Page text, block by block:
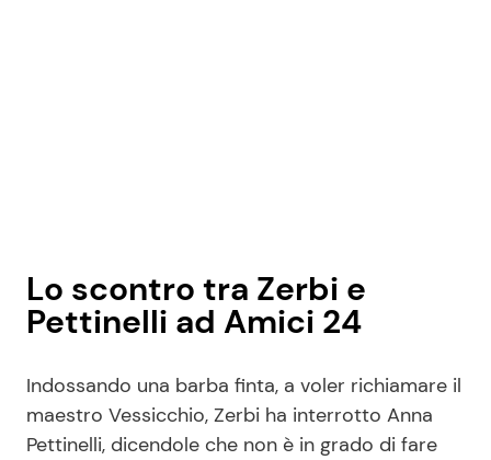
Lo scontro tra Zerbi e
Pettinelli ad Amici 24
Indossando una barba finta, a voler richiamare il
maestro Vessicchio, Zerbi ha interrotto Anna
Pettinelli, dicendole che non è in grado di fare